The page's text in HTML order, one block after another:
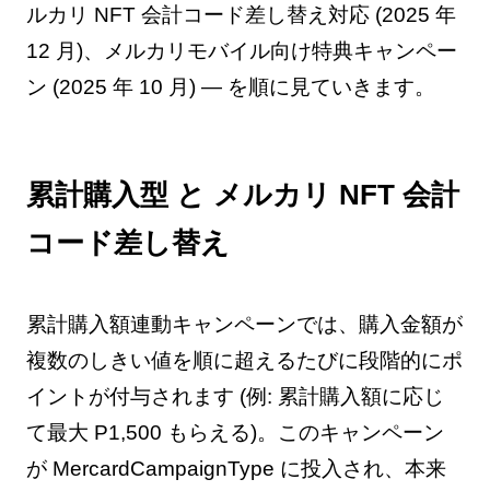
ルカリ NFT 会計コード差し替え対応 (2025 年
12 月)、メルカリモバイル向け特典キャンペー
ン (2025 年 10 月) — を順に見ていきます。
累計購入型 と メルカリ NFT 会計
コード差し替え
累計購入額連動キャンペーンでは、購入金額が
複数のしきい値を順に超えるたびに段階的にポ
イントが付与されます (例: 累計購入額に応じ
て最大 P1,500 もらえる)。このキャンペーン
が MercardCampaignType に投入され、本来